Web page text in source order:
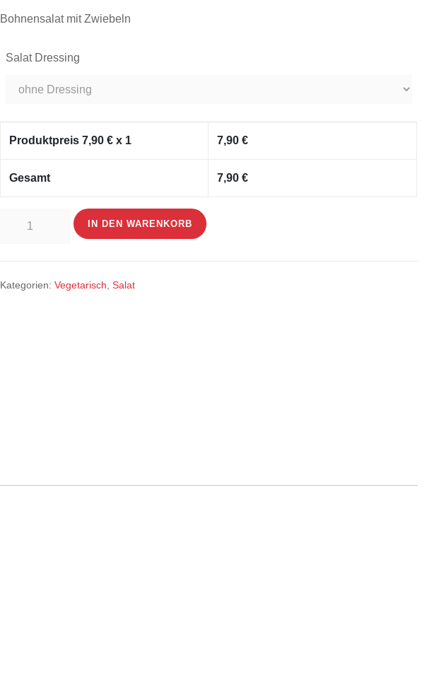
Bohnensalat mit Zwiebeln
Salat Dressing
Produktpreis7,90 € x 1 7,90 €
Gesamt 7,90 €
IN DEN WARENKORB
Kategorien:Vegetarisch ,Salat